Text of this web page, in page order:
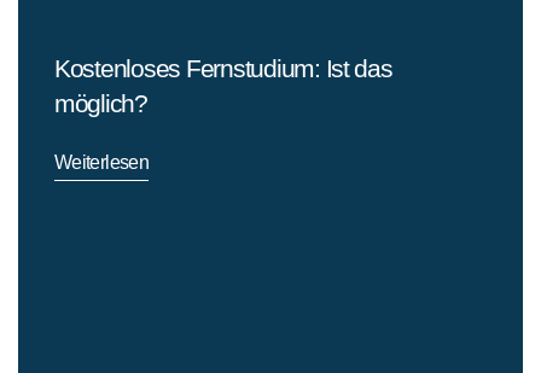
Kostenloses Fernstudium: Ist das
möglich?
Weiterlesen